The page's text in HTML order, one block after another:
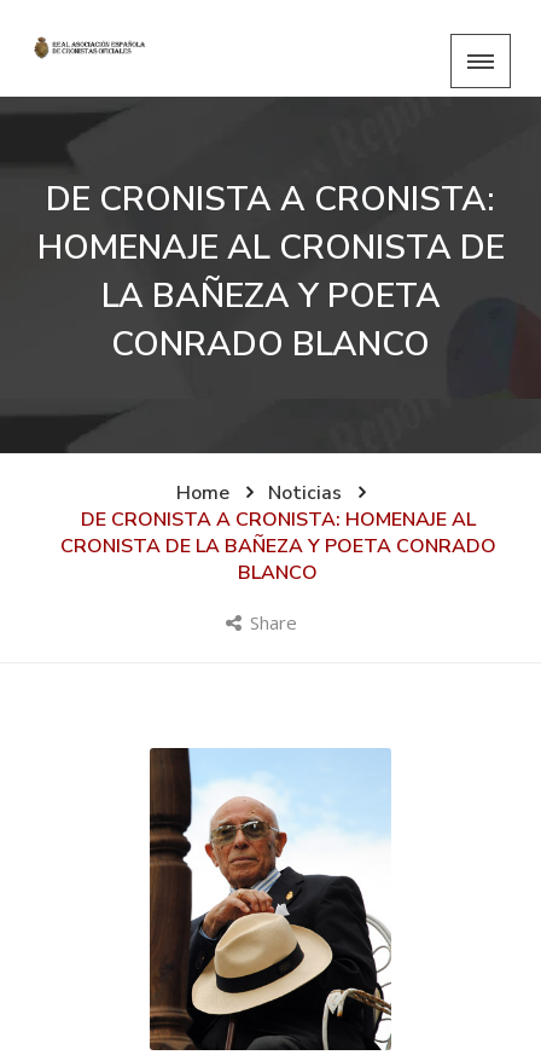
DE CRONISTA A CRONISTA:
HOMENAJE AL CRONISTA DE
LA BAÑEZA Y POETA
CONRADO BLANCO
Home
Noticias
DE CRONISTA A CRONISTA: HOMENAJE AL
CRONISTA DE LA BAÑEZA Y POETA CONRADO
BLANCO
Share